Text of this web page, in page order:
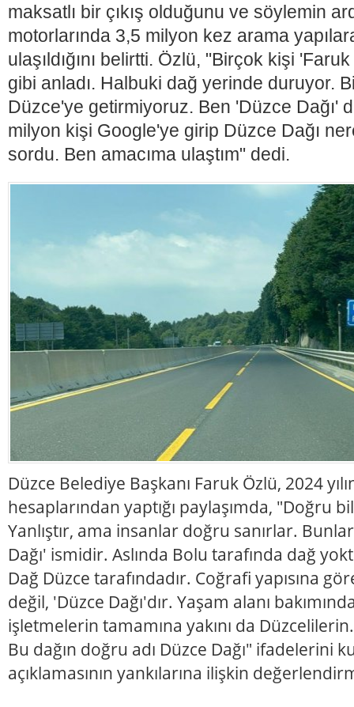
maksatlı bir çıkış olduğunu ve söylemin
motorlarında 3,5 milyon kez arama
ulaşıldığını belirtti. Özlü, "Birçok kişi
gibi anladı. Halbuki dağ yerinde duruyor.
Düzce'ye getirmiyoruz. Ben 'Düzce Dağı'
milyon kişi Google'ye girip Düzce Dağı
sordu. Ben amacıma ulaştım" dedi.
Düzce Belediye Başkanı Faruk Özlü, 2024
hesaplarından yaptığı paylaşımda, "Doğru
Yanlıştır, ama insanlar doğru sanırlar.
Dağı' ismidir. Aslında Bolu tarafında dağ
Dağ Düzce tarafındadır. Coğrafi yapısına
değil, 'Düzce Dağı'dır. Yaşam alanı
işletmelerin tamamına yakını da
Bu dağın doğru adı Düzce Dağı" ifadelerini
açıklamasının yankılarına ilişkin